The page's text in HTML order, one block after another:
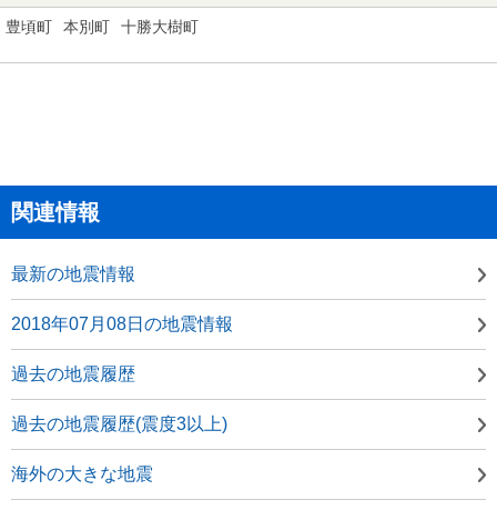
豊頃町 本別町 十勝大樹町
関連情報
最新の地震情報
2018年07月08日の地震情報
過去の地震履歴
過去の地震履歴(震度3以上)
海外の大きな地震